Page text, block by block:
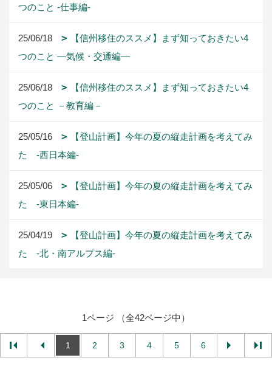
つのこと -仕事編-
25/06/18
【信州移住のススメ】まず知っておきたい4
つのこと ―気候・交通編―
25/06/18
【信州移住のススメ】まず知っておきたい4
つのこと －教育編－
25/05/16
【登山計画】今年の夏の縦走計画を考えてみ
た -西日本編-
25/05/06
【登山計画】今年の夏の縦走計画を考えてみ
た -東日本編-
25/04/19
【登山計画】今年の夏の縦走計画を考えてみ
た -北・南アルプス編-
1ページ （全42ページ中）
1 2 3 4 5 6